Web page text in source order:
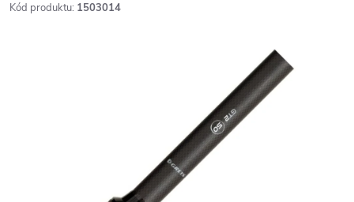
Kód produktu: 1503014